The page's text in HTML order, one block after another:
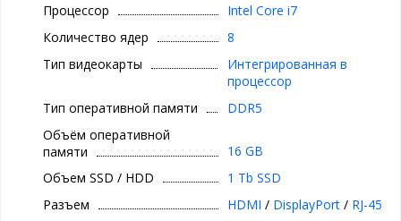
Процессор
Intel Core i7
Количество ядер
8
Тип видеокарты
Интегрированная в
процессор
Тип оперативной памяти
DDR5
Объём оперативной
памяти
16 GB
Объем SSD / HDD
1 Tb SSD
Разъем
HDMI / DisplayPort/ RJ-45